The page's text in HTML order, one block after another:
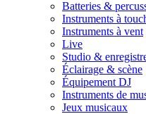
Batteries &
Instruments à
Instruments à vent
Live
Studio &
Éclairage & scène
Équipement DJ
Instruments de
Jeux musicaux